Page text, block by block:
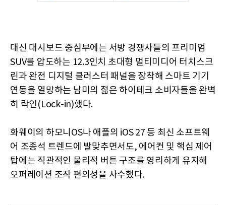
대신 대시보드 중심부에는 서방 경쟁사들의 프리미엄
SUV를 압도하는 12.3인치 초대형 멀티미디어 터치스크
린과 완전 디지털 클러스터 패널을 장착해 스마트 기기
연동을 열망하는 남미의 젊은 하이테크 소비자들을 완벽
히 락인(Lock-in)했다.
화웨이의 하모니OS나 애플의 iOS 27 등 최신 소프트웨
어 조종석 트렌드에 발맞추면서도, 에어컨 및 핵심 제어
탑에는 직관적인 물리적 버튼 구조를 영리하게 유지해
오퍼레이션 조작 편의성을 사수했다.